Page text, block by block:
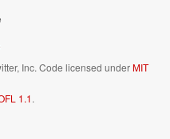
Inc. Code licensed underMIT
1.1.